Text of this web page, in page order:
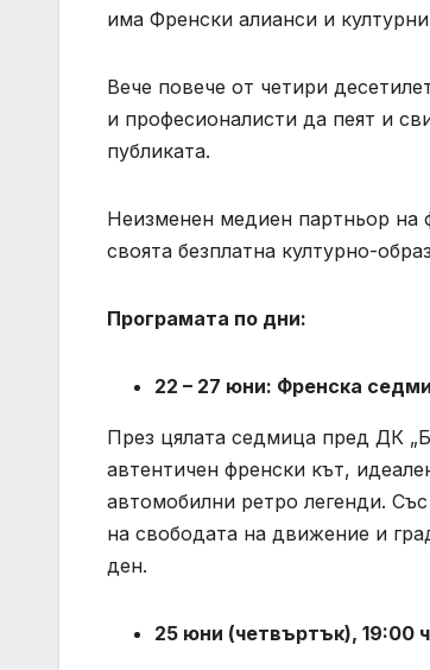
има Френски алианси и
Вече повече от четири
и професионалисти да пеят и
публиката.
Неизменен медиен партньор на
своята безплатна културно-
Програмата по дни:
22 – 27 юни: Френска
През цялата седмица пред ДК
автентичен френски кът,
автомобилни ретро легенди.
на свободата на движение и
ден.
25 юни (четвъртък), 19:00